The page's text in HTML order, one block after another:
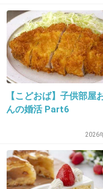
28. 匿名2013/03/27(水) 13:56:29
お芝居未経験で、い
ね･･･
29. 匿名2013/03/27(水) 13:59:42
【こどおば】子供部屋
んの婚活 Part6
2026